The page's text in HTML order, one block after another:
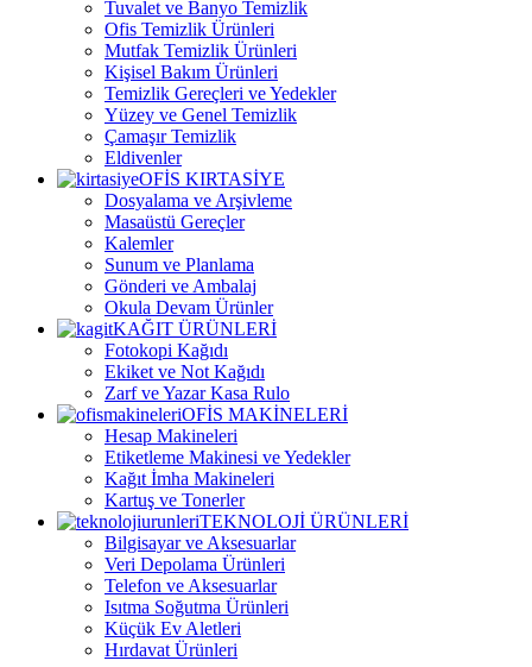
Tuvalet ve Banyo Temizlik
Ofis Temizlik Ürünleri
Mutfak Temizlik Ürünleri
Kişisel Bakım Ürünleri
Temizlik Gereçleri ve Yedekler
Yüzey ve Genel Temizlik
Çamaşır Temizlik
Eldivenler
OFİS KIRTASİYE
Dosyalama ve Arşivleme
Masaüstü Gereçler
Kalemler
Sunum ve Planlama
Gönderi ve Ambalaj
Okula Devam Ürünler
KAĞIT ÜRÜNLERİ
Fotokopi Kağıdı
Ekiket ve Not Kağıdı
Zarf ve Yazar Kasa Rulo
OFİS MAKİNELERİ
Hesap Makineleri
Etiketleme Makinesi ve Yedekler
Kağıt İmha Makineleri
Kartuş ve Tonerler
TEKNOLOJİ ÜRÜNLERİ
Bilgisayar ve Aksesuarlar
Veri Depolama Ürünleri
Telefon ve Aksesuarlar
Isıtma Soğutma Ürünleri
Küçük Ev Aletleri
Hırdavat Ürünleri